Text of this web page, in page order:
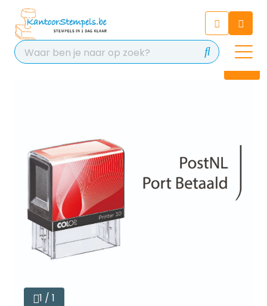
Chat 24/7 met onze chatbot
voor hulp
Contact
1 / 1